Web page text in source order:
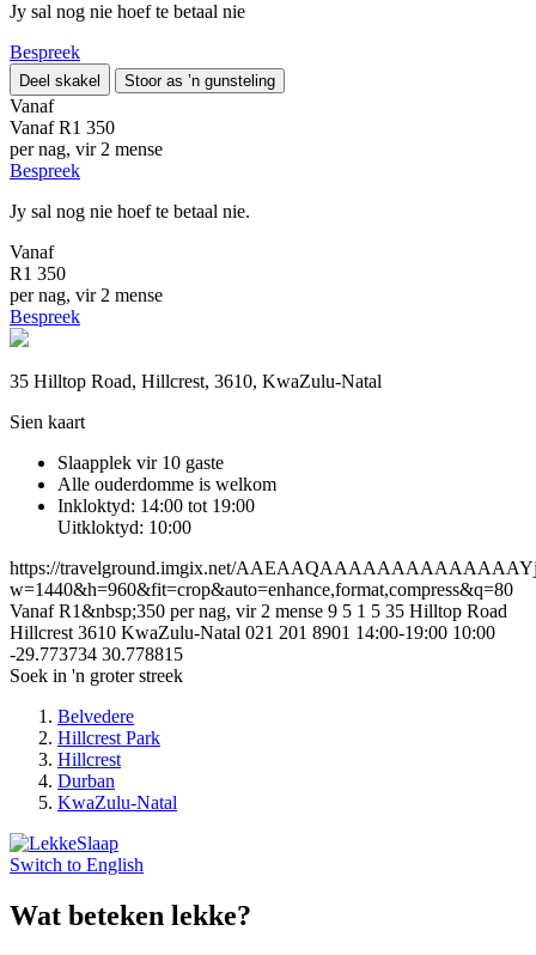
Jy sal nog nie hoef te betaal nie
Bespreek
Deel skakel Stoor as ’n gunsteling
Vanaf
Vanaf R1 350
per nag, vir 2 mense
Bespreek
Jy sal nog nie hoef te betaal nie.
Vanaf
R1 350
per nag, vir 2 mense
Bespreek
35 Hilltop Road, Hillcrest, 3610, KwaZulu-Natal
Sien kaart
Slaapplek vir 10 gaste
Alle ouderdomme is welkom
Inkloktyd: 14:00 tot 19:00
Uitkloktyd: 10:00
https://travelground.imgix.net/
w=1440&h=960&fit=crop&auto=enhance,format,compress&q=80
Vanaf R1&nbsp;350 per nag, vir 2 mense 9 5 1 5 35 Hilltop Road
Hillcrest 3610 KwaZulu-Natal 021 201 8901 14:00-19:00 10:00
-29.773734 30.778815
Soek in 'n groter streek
Belvedere
Hillcrest Park
Hillcrest
Durban
KwaZulu-Natal
Switch to English
Wat beteken lekke?